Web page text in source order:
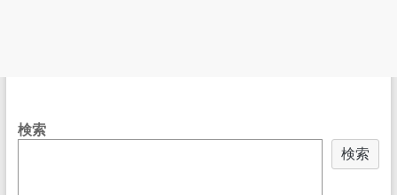
検索
検索